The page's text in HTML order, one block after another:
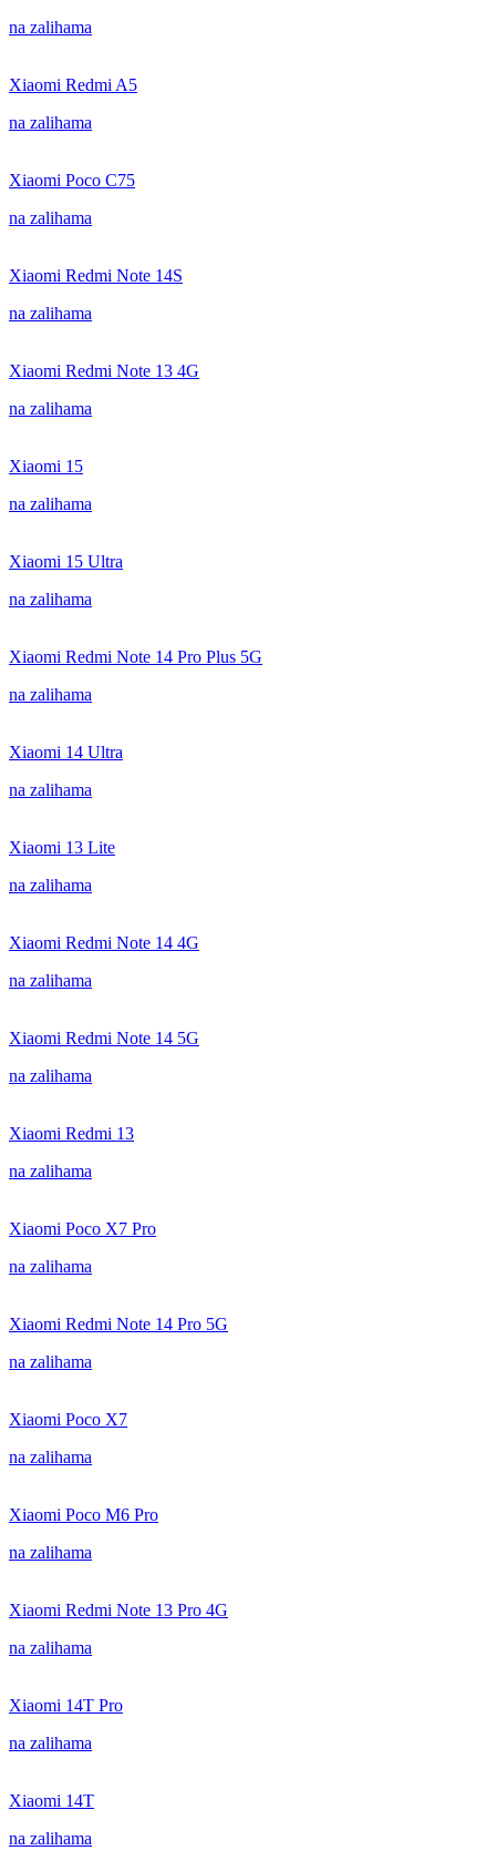
na zalihama
Xiaomi Redmi A5
na zalihama
Xiaomi Poco C75
na zalihama
Xiaomi Redmi Note 14S
na zalihama
Xiaomi Redmi Note 13 4G
na zalihama
Xiaomi 15
na zalihama
Xiaomi 15 Ultra
na zalihama
Xiaomi Redmi Note 14 Pro Plus 5G
na zalihama
Xiaomi 14 Ultra
na zalihama
Xiaomi 13 Lite
na zalihama
Xiaomi Redmi Note 14 4G
na zalihama
Xiaomi Redmi Note 14 5G
na zalihama
Xiaomi Redmi 13
na zalihama
Xiaomi Poco X7 Pro
na zalihama
Xiaomi Redmi Note 14 Pro 5G
na zalihama
Xiaomi Poco X7
na zalihama
Xiaomi Poco M6 Pro
na zalihama
Xiaomi Redmi Note 13 Pro 4G
na zalihama
Xiaomi 14T Pro
na zalihama
Xiaomi 14T
na zalihama